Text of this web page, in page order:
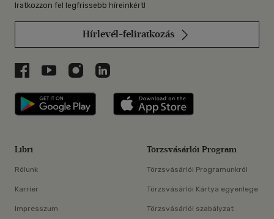
Iratkozzon fel legfrissebb híreinkért!
Hírlevél-feliratkozás
Libri a Facebookon
Libri a Youtube-on
Libri az Instagramon
Libri a LinkedInen
Libri applikáció Szerezd meg: Google
Libri
Rólunk
Karrier
Impresszum
Törzsvásárlói Program
Törzsvásárlói Programunkról
Törzsvásárlói Kártya egyenlege
Törzsvásárlói szabályzat